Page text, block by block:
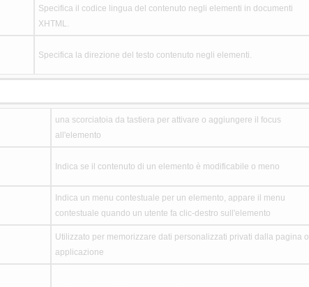
Specifica il codice lingua del contenuto negli elementi in documenti
XHTML.
Specifica la direzione del testo contenuto negli elementi.
una scorciatoia da tastiera per attivare o aggiungere il focus
all'elemento
Indica se il contenuto di un elemento è modificabile o meno
Indica un menu contestuale per un elemento, appare il menu
contestuale quando un utente fa clic-destro sull'elemento
Utilizzato per memorizzare dati personalizzati privati dalla pagina o
applicazione